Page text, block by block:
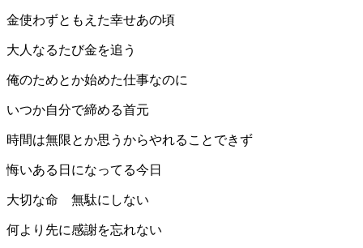
金使わずともえた幸せあの頃
大人なるたび金を追う
俺のためとか始めた仕事なのに
いつか自分で締める首元
時間は無限とか思うからやれることできず
悔いある日になってる今日
大切な命 無駄にしない
何より先に感謝を忘れない